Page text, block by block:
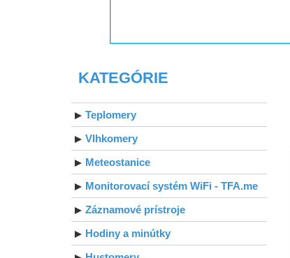
KATEGÓRIE
Teplomery
Vlhkomery
Meteostanice
Monitorovací systém WiFi - TFA.me
Záznamové prístroje
Hodiny a minútky